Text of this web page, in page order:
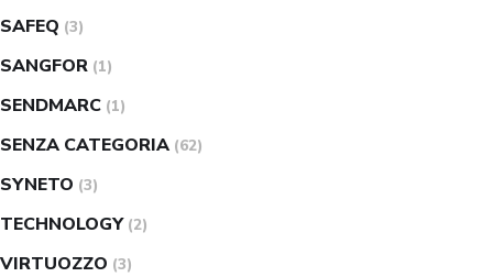
SAFEQ (3)
SANGFOR (1)
SENDMARC (1)
SENZA CATEGORIA (62)
SYNETO (3)
TECHNOLOGY (2)
VIRTUOZZO (3)